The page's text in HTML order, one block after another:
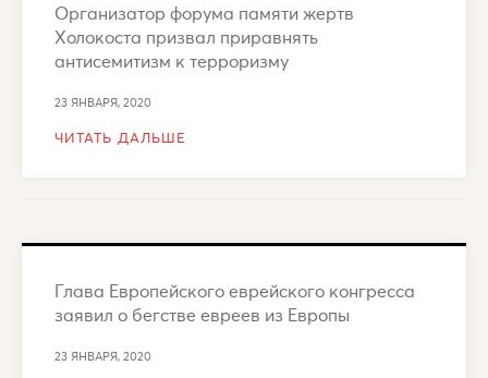
Организатор форума памяти жертв
Холокоста призвал приравнять
антисемитизм к терроризму
23 ЯНВАРЯ, 2020
ЧИТАТЬ ДАЛЬШЕ
Глава Европейского еврейского конгресса
заявил о бегстве евреев из Европы
23 ЯНВАРЯ, 2020